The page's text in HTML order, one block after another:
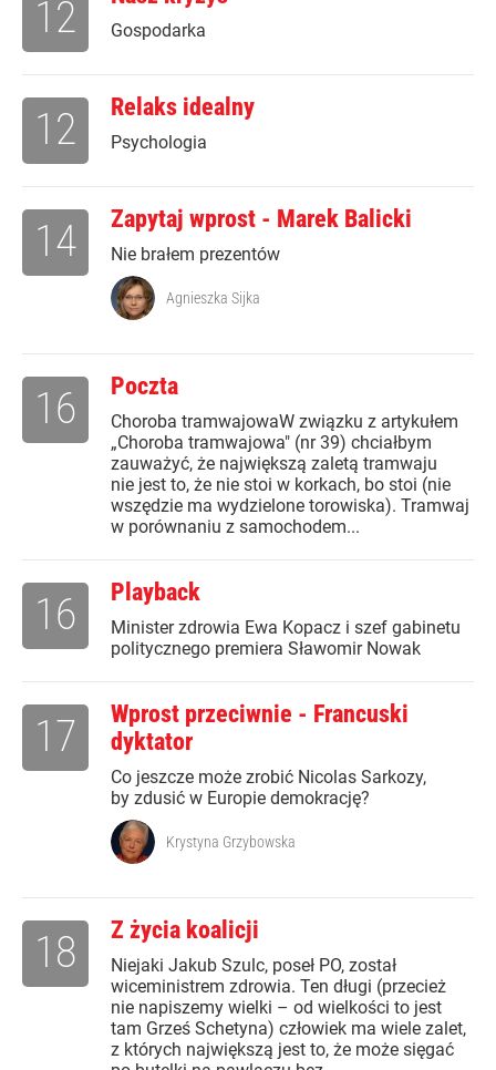
Gospodarka
12
Relaks idealny
Psychologia
12
Zapytaj wprost - Marek Balicki
Nie brałem prezentów
14
Agnieszka Sijka
Poczta
Choroba tramwajowaW związku z artykułem
„Choroba tramwajowa" (nr 39) chciałbym
zauważyć, że największą zaletą tramwaju
nie jest to, że nie stoi w korkach, bo stoi (nie
wszędzie ma wydzielone torowiska). Tramwaj
w porównaniu z samochodem...
16
Playback
Minister zdrowia Ewa Kopacz i szef gabinetu
politycznego premiera Sławomir Nowak
16
Wprost przeciwnie - Francuski
dyktator
Co jeszcze może zrobić Nicolas Sarkozy,
by zdusić w Europie demokrację?
17
Krystyna Grzybowska
Z życia koalicji
Niejaki Jakub Szulc, poseł PO, został
wiceministrem zdrowia. Ten długi (przecież
nie napiszemy wielki – od wielkości to jest
tam Grześ Schetyna) człowiek ma wiele zalet,
z których największą jest to, że może sięgać
18